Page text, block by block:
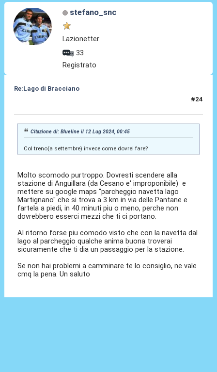
stefano_snc
Lazionetter
33
Registrato
Re:Lago di Bracciano
#24
Citazione di: Blueline il 12 Lug 2024, 00:45
Col treno(a settembre) invece come dovrei fare?
Molto scomodo purtroppo. Dovresti scendere alla
stazione di Anguillara (da Cesano e' improponibile) e
mettere su google maps "parcheggio navetta lago
Martignano" che si trova a 3 km in via delle Pantane e
fartela a piedi, in 40 minuti piu o meno, perche non
dovrebbero esserci mezzi che ti ci portano.
Al ritorno forse piu comodo visto che con la navetta dal
lago al parcheggio qualche anima buona troverai
sicuramente che ti dia un passaggio per la stazione.
Se non hai problemi a camminare te lo consiglio, ne vale
cmq la pena. Un saluto